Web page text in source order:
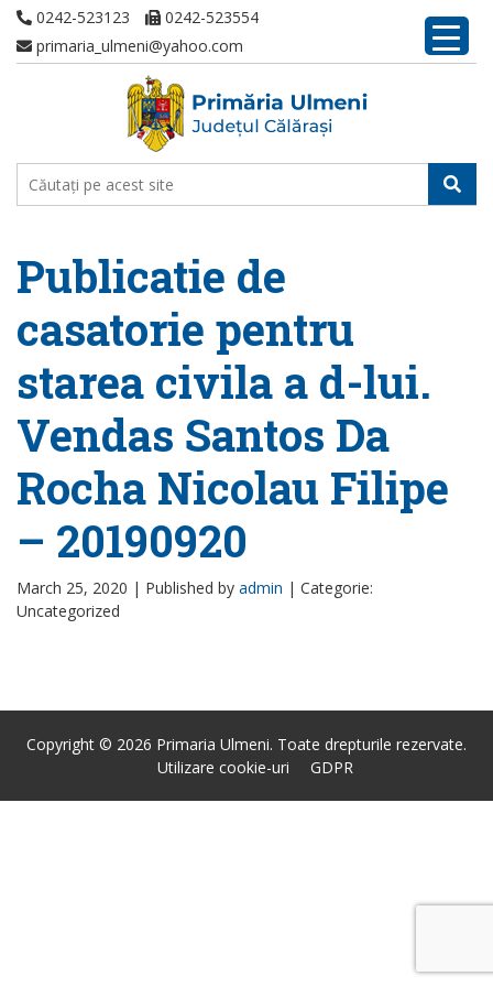
0242-523123
0242-523554
primaria_ulmeni@yahoo.com
Publicatie de
casatorie pentru
starea civila a d-lui.
Vendas Santos Da
Rocha Nicolau Filipe
– 20190920
March 25, 2020 | Published by admin | Categorie:
Uncategorized
Copyright © 2026 Primaria Ulmeni. Toate drepturile rezervate.
Utilizare cookie-uri
GDPR